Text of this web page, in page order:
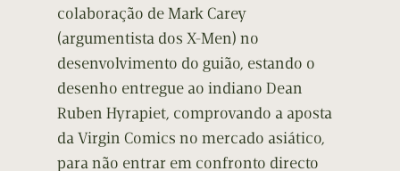
colaboração de Mark Carey
(argumentista dos X-Men) no
desenvolvimento do guião, estando o
desenho entregue ao indiano Dean
Ruben Hyrapiet, comprovando a aposta
da Virgin Comics no mercado asiático,
para não entrar em confronto directo